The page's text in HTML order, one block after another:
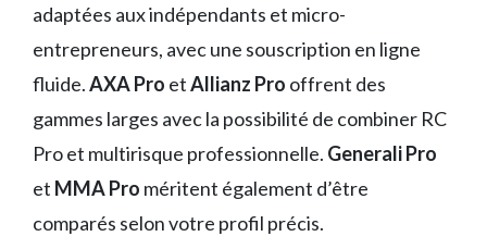
adaptées aux indépendants et micro-
entrepreneurs, avec une souscription en ligne
fluide.AXA Pro etAllianz Pro offrent des
gammes larges avec la possibilité de combiner RC
Pro et multirisque professionnelle. Generali Pro
et MMA Pro méritent également d’être
comparés selon votre profil précis.